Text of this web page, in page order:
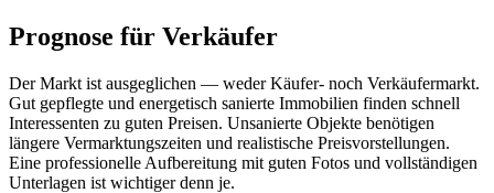
Prognose für Verkäufer
Der Markt ist ausgeglichen — weder Käufer- noch Verkäufermarkt.
Gut gepflegte und energetisch sanierte Immobilien finden schnell
Interessenten zu guten Preisen. Unsanierte Objekte benötigen
längere Vermarktungszeiten und realistische Preisvorstellungen.
Eine professionelle Aufbereitung mit guten Fotos und vollständigen
Unterlagen ist wichtiger denn je.